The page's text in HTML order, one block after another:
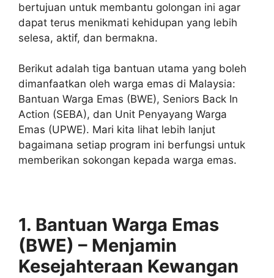
bertujuan untuk membantu golongan ini agar
dapat terus menikmati kehidupan yang lebih
selesa, aktif, dan bermakna.
Berikut adalah tiga bantuan utama yang boleh
dimanfaatkan oleh warga emas di Malaysia:
Bantuan Warga Emas (BWE), Seniors Back In
Action (SEBA), dan Unit Penyayang Warga
Emas (UPWE). Mari kita lihat lebih lanjut
bagaimana setiap program ini berfungsi untuk
memberikan sokongan kepada warga emas.
1. Bantuan Warga Emas
(BWE) – Menjamin
Kesejahteraan Kewangan